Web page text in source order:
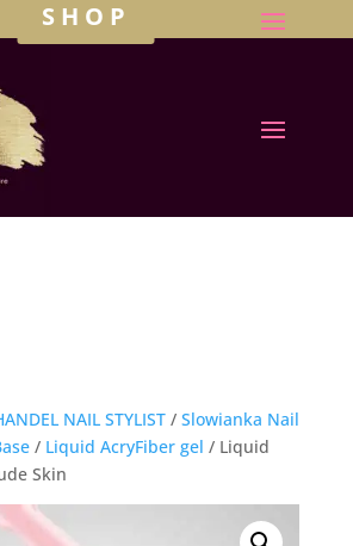
SHOP
NAIL STYLIST/ Slowianka Nail
/ Liquid AcryFiber gel / Liquid
Skin